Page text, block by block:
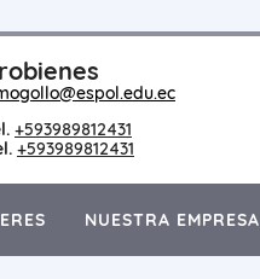
+593989812431
+593989812431
NUESTRA EMPRESA